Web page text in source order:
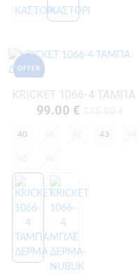
OFFER
99.00 €
40 43